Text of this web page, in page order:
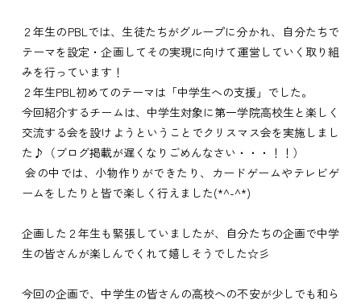
２年生のPBLでは、生徒たちがグループに分かれ、自分たちで
テーマを設定・企画してその実現に向けて運営していく取り組
みを行っています！
２年生PBL初めてのテーマは「中学生への支援」でした。
今回紹介するチームは、中学生対象に第一学院高校生と楽しく
交流する会を設けようということでクリスマス会を実施しまし
た♪（ブログ掲載が遅くなりごめんなさい・・・！！）
会の中では、小物作りができたり、カードゲームやテレビゲ
ームをしたりと皆で楽しく行えました(*^-^*)
企画した２年生も緊張していましたが、自分たちの企画で中学
生の皆さんが楽しんでくれて嬉しそうでした☆彡
今回の企画で、中学生の皆さんの高校への不安が少しでも和ら